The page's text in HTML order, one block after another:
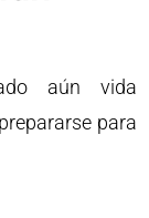
aún vida
para